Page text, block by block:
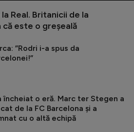
Real. Britanicii de la
este o greșeală
”Rodri i-a spus da
încheiat o eră. Marc ter Stegen a
de la FC Barcelona și a
cu o altă echipă